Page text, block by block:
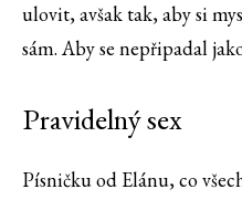
ulovit, avšak tak, aby si
sám. Aby se nepřipadal
Pravidelný sex
Písničku od Elánu, co